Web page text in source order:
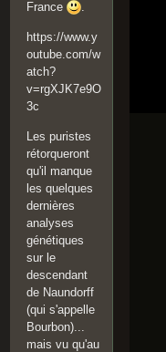
France
https://www.y
outube.com/w
atch?
v=rgXJK7e9O
3c
Les puristes
rétorqueront
qu'il manque
les quelques
dernières
analyses
génétiques
sur le
descendant
de Naundorff
(qui s'appelle
Bourbon)...
mais vu qu'au